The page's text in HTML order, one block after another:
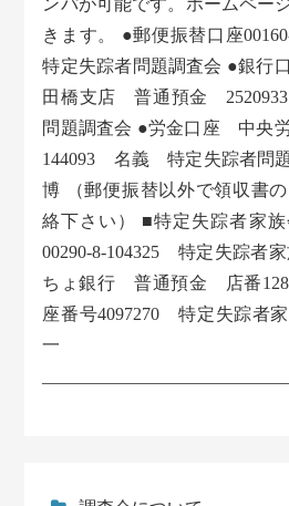
ンパが可能です。ホームペー
きます。 ●郵便振替口座
特定失踪者問題調査会 ●銀
田橋支店 普通預金
問題調査会 ●労金口座 中央
144093 名義 特定失踪者問
博 （郵便振替以外で領収書
絡下さい） ■特定失踪者家
00290-8-104325 特定失踪者
ちょ銀行 普通預金 店番
座番号4097270 特定失踪者
一